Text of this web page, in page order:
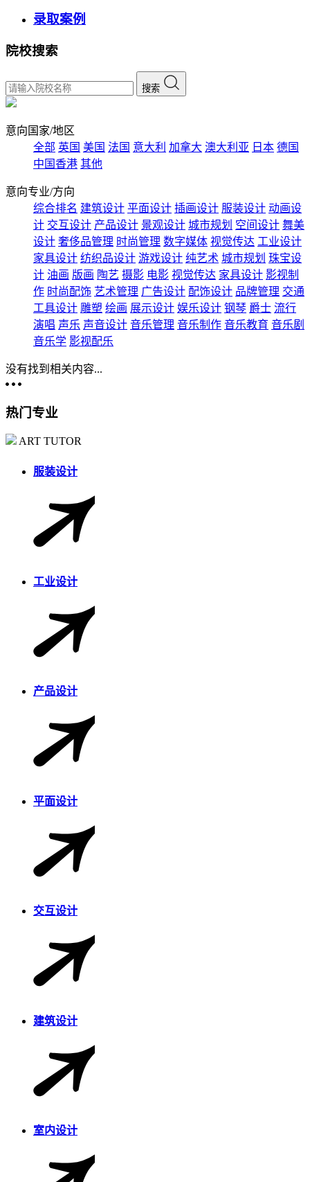
录取案例
院校搜索
搜索
意向国家/地区
全部 英国 美国 法国 意大利 加拿大 澳大利亚 日本 德国
中国香港 其他
意向专业/方向
综合排名 建筑设计 平面设计 插画设计 服装设计 动画设
计 交互设计 产品设计 景观设计 城市规划 空间设计 舞美
设计 奢侈品管理 时尚管理 数字媒体 视觉传达 工业设计
家具设计 纺织品设计 游戏设计 纯艺术 城市规划 珠宝设
计 油画 版画 陶艺 摄影 电影 视觉传达 家具设计 影视制
作 时尚配饰 艺术管理 广告设计 配饰设计 品牌管理 交通
工具设计 雕塑 绘画 展示设计 娱乐设计 钢琴 爵士 流行
演唱 声乐 声音设计 音乐管理 音乐制作 音乐教育 音乐剧
音乐学 影视配乐
没有找到相关内容...
热门专业
ART TUTOR
服装设计
工业设计
产品设计
平面设计
交互设计
建筑设计
室内设计